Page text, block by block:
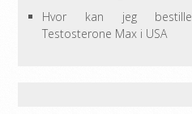
Hvor kan jeg bestille
Testosterone Max i USA